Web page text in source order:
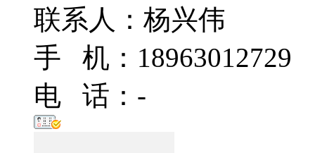
联系人：杨兴伟
手 机：18963012729
电 话：-